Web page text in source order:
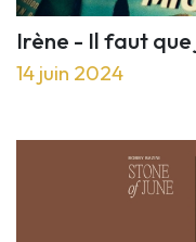
Irène - Il faut que
14 juin 2024